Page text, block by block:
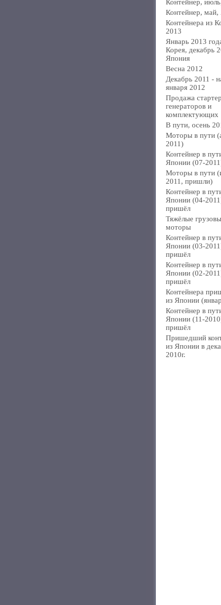
Контейнер,
Контейнер, май,
Контейнера из
2013
Январь 2013
Корея, декабрь
Япония
Весна 2012
Декабрь 2011 -
января 2012
Продажа
генераторов и
комплектующих
В пути, осень
Моторы в пути
2011)
Контейнер в
Японии (07-
Моторы в пути
2011, пришли)
Контейнер в
Японии (04-
пришёл
Тяжёлые
моторы
Контейнер в
Японии (03-
пришёл
Контейнер в
Японии (02-
пришёл
Контейнера
из Японии
Контейнер в
Японии (11-
пришёл
Пришедший
из Японии в
2010г.